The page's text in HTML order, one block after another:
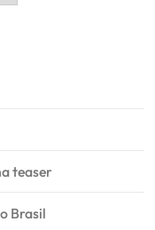
teaser
Brasil